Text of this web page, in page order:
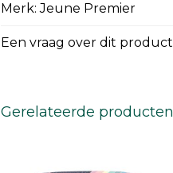
Merk: Jeune Premier
Een vraag over dit product
Gerelateerde producten